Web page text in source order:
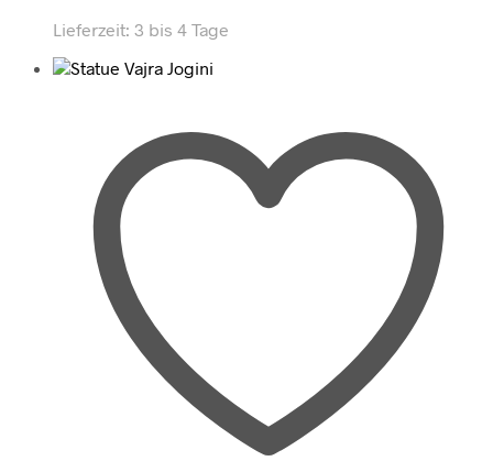
Lieferzeit: 3 bis 4 Tage